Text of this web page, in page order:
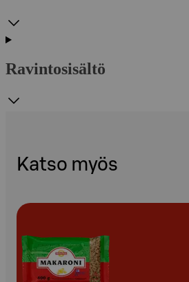
Ravintosisältö
Katso myös